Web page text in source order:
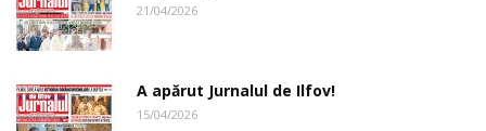
21/04/2026
A apărut Jurnalul de Ilfov!
15/04/2026